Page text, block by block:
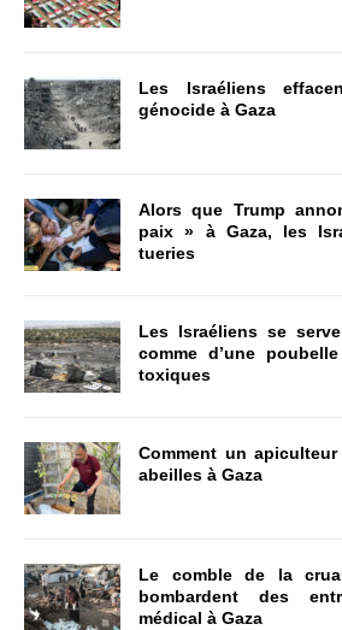
Les Israéliens
génocide à Gaza
Alors que Trump
paix » à Gaza, les
tueries
Les Israéliens se
comme d’une
toxiques
Comment un
abeilles à Gaza
Le comble de la
bombardent des
médical à Gaza